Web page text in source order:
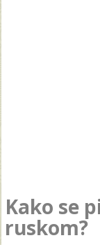
Kako se
ruskom?